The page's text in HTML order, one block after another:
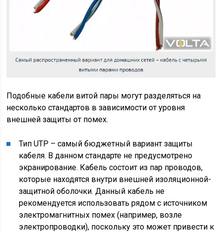
Подобные кабели витой пары могут разделяться на
несколько стандартов в зависимости от уровня
внешней защиты от помех.
Тип UTP – самый бюджетный вариант защиты
кабеля. В данном стандарте не предусмотрено
экранирование. Кабель состоит из пар проводов,
которые находятся внутри внешней изоляционной-
защитной оболочки. Данный кабель не
рекомендуется использовать рядом с источником
электромагнитных помех (например, возле
электропроводки), поскольку это может привести к